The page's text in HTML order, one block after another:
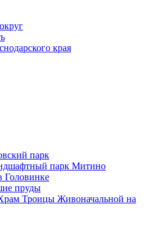
края
парк
парк Митино
Головинке
пруды
Троицы Живоначальной на